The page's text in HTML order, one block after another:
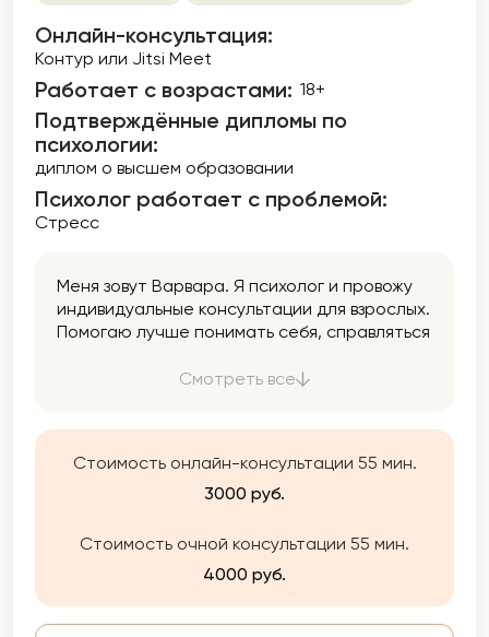
Онлайн-консультация:
Контур или Jitsi Meet
Работает с возрастами: 18+
Подтверждённые дипломы по
психологии:
диплом о высшем образовании
Психолог работает с проблемой:
Стресс
Меня зовут Варвара. Я психолог и провожу
индивидуальные консультации для взрослых.
Помогаю лучше понимать себя, справляться
находить опору и уверенность.
Смотреть все
Стоимость онлайн-консультации 55 мин.
3000 руб.
Стоимость очной консультации 55 мин.
4000 руб.